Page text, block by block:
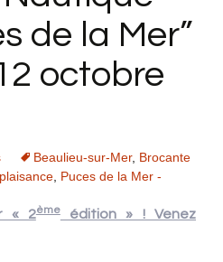
de la Mer”
octobre
Beaulieu-sur-Mer, Brocante
Puces de la Mer -
« 2èmeédition » ! Venez